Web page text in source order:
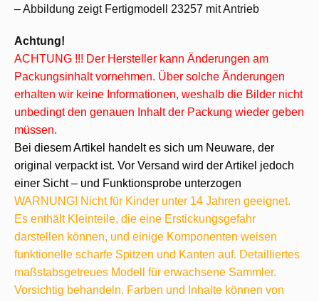
– Abbildung zeigt Fertigmodell 23257 mit Antrieb
Achtung!
ACHTUNG !!! Der Hersteller kann Änderungen am
Packungsinhalt vornehmen. Über solche Änderungen
erhalten wir keine Informationen, weshalb die Bilder nicht
unbedingt den genauen Inhalt der Packung wieder geben
müssen.
Bei diesem Artikel handelt es sich um Neuware, der
original verpackt ist. Vor Versand wird der Artikel jedoch
einer Sicht – und Funktionsprobe unterzogen
WARNUNG! Nicht für Kinder unter 14 Jahren geeignet.
Es enthält Kleinteile, die eine Erstickungsgefahr
darstellen können, und einige Komponenten weisen
funktionelle scharfe Spitzen und Kanten auf. Detailliertes
maßstabsgetreues Modell für erwachsene Sammler.
Vorsichtig behandeln. Farben und Inhalte können von